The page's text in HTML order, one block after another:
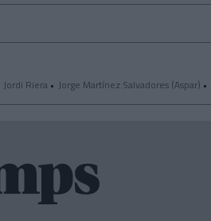
Jordi Riera Jorge Martínez Salvadores (Aspar)